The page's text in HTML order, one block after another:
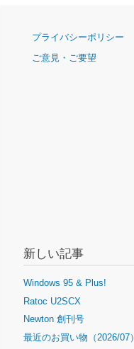
ナ
ゲ
プライバシーポリシー
ご意見・ご要望
新しい記事
Windows 95 & Plus!
Ratoc U2SCX
Newton 創刊号
最近のお買い物（2026/07）